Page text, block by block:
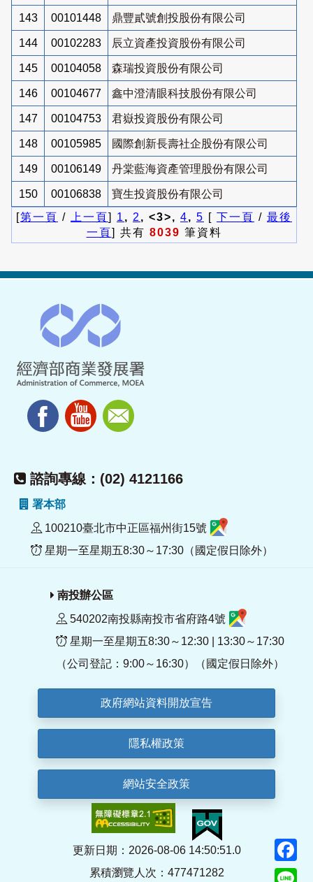
143 00101448 鼎豐貳號創投股份有限公司
144 00102283 辰立資產投資股份有限公司
145 00104058 森瑞投資股份有限公司
146 00104677 鑫中澄清眼科技股份有限公司
147 00104753 君嶽投資股份有限公司
148 00105985 國際創新長壽社企股份有限公司
149 00106149 丹棠藍海資產管理股份有限公司
150 00106838
寶生投資股份有限公司
[第一頁 / 上一頁] 1 , 2 , <3>, 4, 5 [ 下一頁 / 最後
一頁] 共有 8039 筆資料
諮詢專線：(02) 4121166
署本部
100210臺北市中正區福州街15號
星期一至星期五8:30～17:30（國定假日除外）
南投辦公區
540202南投縣南投市省府路4號
星期一至星期五8:30～12:30 | 13:30～17:30
（公司登記：9:00～16:30）（國定假日除外）
政府網站資料開放宣告
隱私權政策
網站安全政策
更新日期：2026-08-06 14:50:51.0
累積瀏覽人次：477471282